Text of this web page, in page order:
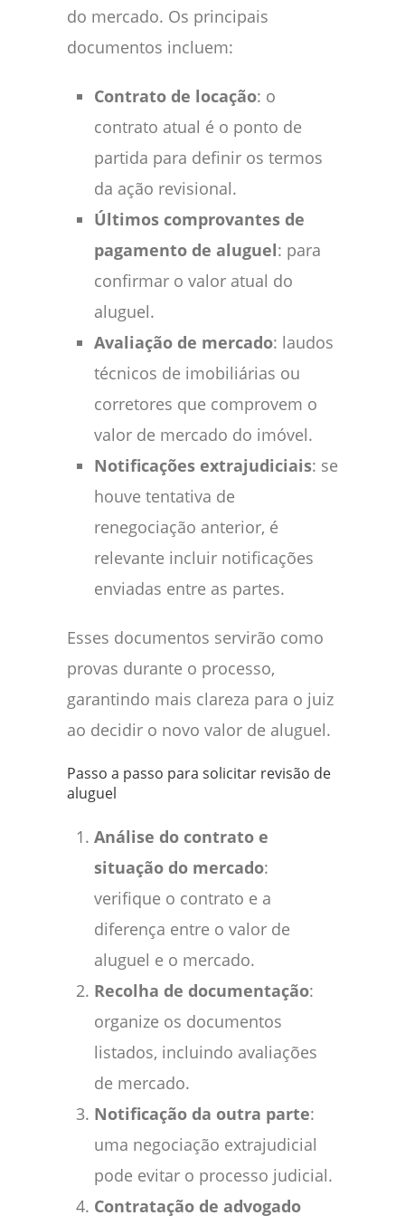
do mercado. Os principais
documentos incluem:
Contrato de locação: o
contrato atual é o ponto de
partida para definir os termos
da ação revisional.
Últimos comprovantes de
pagamento de aluguel: para
confirmar o valor atual do
aluguel.
Avaliação de mercado: laudos
técnicos de imobiliárias ou
corretores que comprovem o
valor de mercado do imóvel.
Notificações extrajudiciais: se
houve tentativa de
renegociação anterior, é
relevante incluir notificações
enviadas entre as partes.
Esses documentos servirão como
provas durante o processo,
garantindo mais clareza para o juiz
ao decidir o novo valor de aluguel.
Passo a passo para solicitar revisão de
aluguel
Análise do contrato e
situação do mercado:
verifique o contrato e a
diferença entre o valor de
aluguel e o mercado.
Recolha de documentação:
organize os documentos
listados, incluindo avaliações
de mercado.
Notificação da outra parte:
uma negociação extrajudicial
pode evitar o processo judicial.
Contratação de advogado